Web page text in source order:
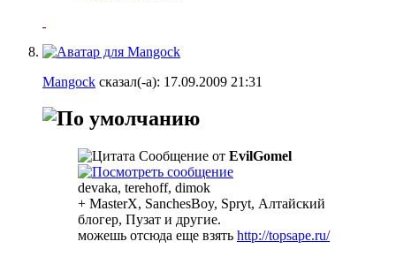
Mangock сказал(-а): 17.09.2009 21:31
Сообщение от EvilGomel
devaka, terehoff, dimok
+ MasterX, SanchesBoy, Spryt, Алтайский
блогер, Пузат и другие.
можешь отсюда еще взять http://topsape.ru/